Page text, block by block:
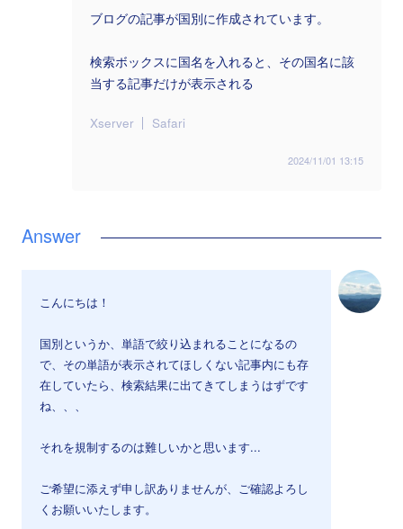
ブログの記事が国別に作成されています。
検索ボックスに国名を入れると、その国名に該
当する記事だけが表示される
Xserver Safari
2024/11/01 13:15
こんにちは！
国別というか、単語で絞り込まれることになるの
で、その単語が表示されてほしくない記事内にも存
在していたら、検索結果に出てきてしまうはずです
ね、、、
それを規制するのは難しいかと思います...
ご希望に添えず申し訳ありませんが、ご確認よろし
くお願いいたします。